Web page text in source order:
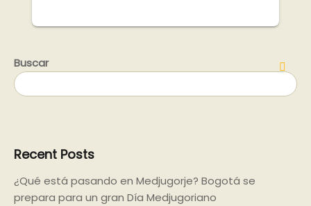
Buscar
Recent Posts
¿Qué está pasando en Medjugorje? Bogotá se
prepara para un gran Día Medjugoriano